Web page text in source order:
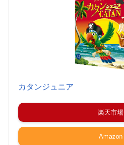
カタンジュニア
楽天市場
Amazon